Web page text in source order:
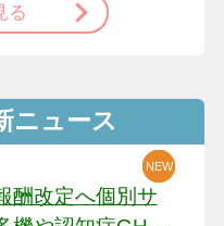
る
ニュース
酬改定へ個別サ
NEW
NEW
NEW